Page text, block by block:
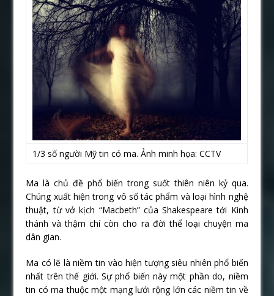
1/3 số người Mỹ tin có ma. Ảnh minh họa: CCTV
Ma là chủ đề phổ biến trong suốt thiên niên kỷ qua.
Chúng xuất hiện trong vô số tác phẩm và loại hình nghệ
thuật, từ vở kịch “Macbeth” củaShakespeare tới Kinh
thánh và thậm chí còn cho ra đờithể loại chuyện ma
dân gian.
Ma có lẽ là niềm tin vào hiện tượng siêu nhiên phổ biến
nhất trên thế giới. Sự phổ biến này một phần do, niềm
tin có ma thuộc một mạng lưới rộng lớn các niềm tin về